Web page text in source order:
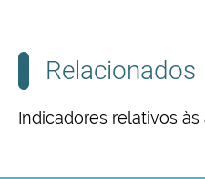
Relacionados
Indicadores relativos